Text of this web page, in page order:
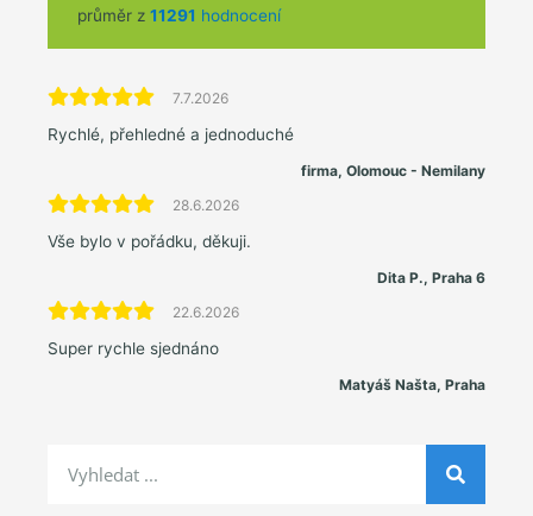
průměr z 11291 hodnocení
7.7.2026
Rychlé, přehledné a jednoduché
firma, Olomouc - Nemilany
28.6.2026
Vše bylo v pořádku, děkuji.
Dita P., Praha 6
22.6.2026
Super rychle sjednáno
Matyáš Našta, Praha